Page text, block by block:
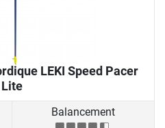
LEKI Speed Pacer
Lite
Balancement